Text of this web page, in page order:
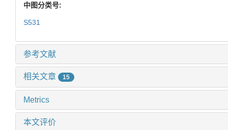
中图分类号:
S531
参考文献
相关文章 15
Metrics
本文评价